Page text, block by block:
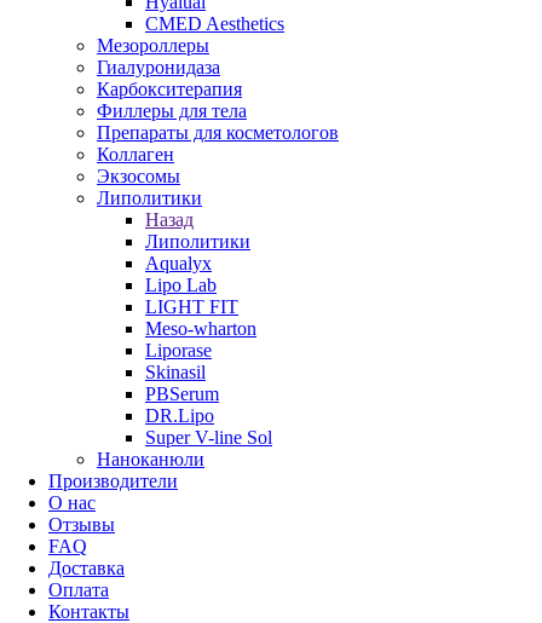
CMED Aesthetics
Мезороллеры
Гиалуронидаза
Карбокситерапия
Филлеры для тела
Препараты для косметологов
Коллаген
Экзосомы
Липолитики
Назад
Липолитики
Aqualyx
Lipo Lab
LIGHT FIT
Meso-wharton
Liporase
Skinasil
PBSerum
DR.Lipo
Super V-line Sol
Наноканюли
Производители
О нас
Отзывы
FAQ
Доставка
Оплата
Контакты